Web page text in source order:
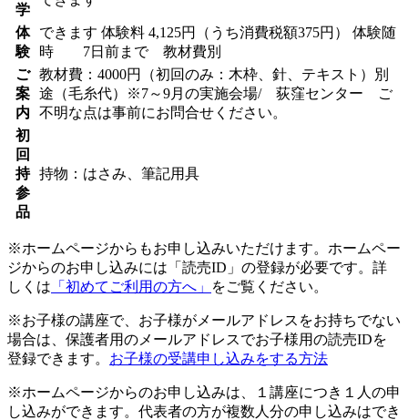
学
体
験
できます 体験料 4,125円（うち消費税額375円） 体験随
時 7日前まで 教材費別
ご
案
内
教材費：4000円（初回のみ：木枠、針、テキスト）別
途（毛糸代）※7～9月の実施会場/ 荻窪センター ご
不明な点は事前にお問合せください。
初
回
持
参
品
持物：はさみ、筆記用具
※ホームページからもお申し込みいただけます。ホームペー
ジからのお申し込みには「読売ID」の登録が必要です。詳
しくは 「初めてご利用の方へ」 をご覧ください。
※お子様の講座で、お子様がメールアドレスをお持ちでない
場合は、保護者用のメールアドレスでお子様用の読売IDを
登録できます。 お子様の受講申し込みをする方法
※ホームページからのお申し込みは、１講座につき１人の申
し込みができます。代表者の方が複数人分の申し込みはでき